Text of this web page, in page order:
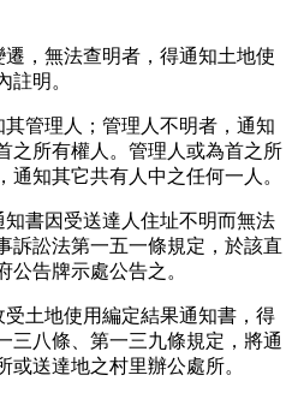
，無法查明者，得通知土地使
註明。
管理人；管理人不明者，通知
之所有權人。管理人或為首之所
通知其它共有人中之任何一人。
書因受送達人住址不明而無法
訴訟法第一五一條規定，於該直
公告牌示處公告之。
土地使用編定結果通知書，得
三八條、第一三九條規定，將通
或送達地之村里辦公處所。